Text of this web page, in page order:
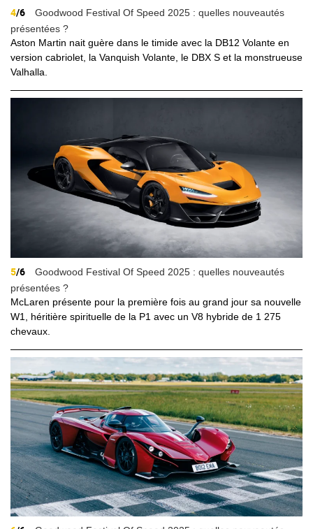
4/6
Goodwood Festival Of Speed 2025 : quelles nouveautés
présentées ?
Aston Martin nait guère dans le timide avec la DB12 Volante en
version cabriolet, la Vanquish Volante, le DBX S et la monstrueuse
Valhalla.
5/6
Goodwood Festival Of Speed 2025 : quelles nouveautés
présentées ?
McLaren présente pour la première fois au grand jour sa nouvelle
W1, héritière spirituelle de la P1 avec un V8 hybride de 1 275
chevaux.